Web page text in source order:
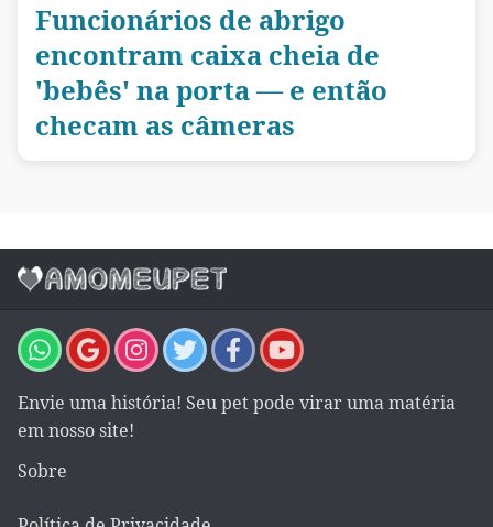
Funcionários de abrigo
encontram caixa cheia de
'bebês' na porta — e então
checam as câmeras
Envie uma história! Seu pet pode virar uma matéria
em nosso site!
Sobre